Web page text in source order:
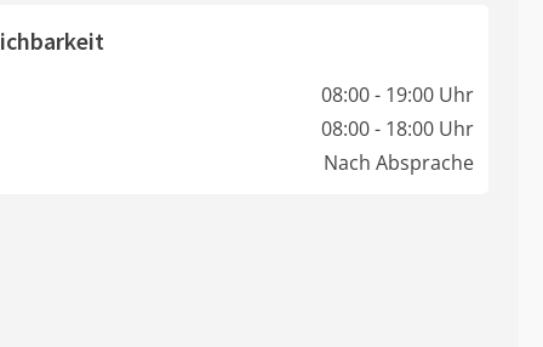
08:00 - 19:00 Uhr
08:00 - 18:00 Uhr
Nach Absprache